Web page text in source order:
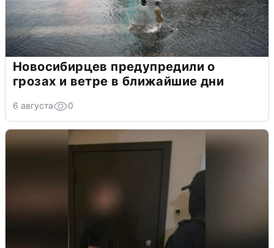
Новосибирцев предупредили о
грозах и ветре в ближайшие дни
6 августа 0